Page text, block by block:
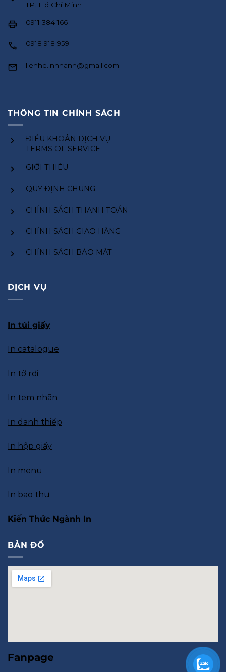
TP. Hồ Chí Minh
0911 384 166
0918 918 959
lienhe.innhanh@gmail.com
THÔNG TIN CHÍNH SÁCH
ĐIỀU KHOẢN DỊCH VỤ -
TERMS OF SERVICE
GIỚI THIỆU
QUY ĐỊNH CHUNG
CHÍNH SÁCH THANH TOÁN
CHÍNH SÁCH GIAO HÀNG
CHÍNH SÁCH BẢO MẬT
DỊCH VỤ
In túi giấy
In catalogue
In tờ rơi
In tem nhãn
In danh thiếp
In hộp giấy
In menu
In bao thư
Kiến Thức Ngành In
BẢN ĐỒ
Fanpage